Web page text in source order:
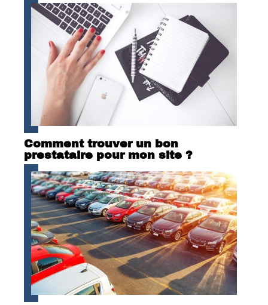
Comment trouver un bon
prestataire pour mon site ?